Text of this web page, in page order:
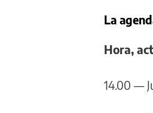
La
Hora,
14.00 —